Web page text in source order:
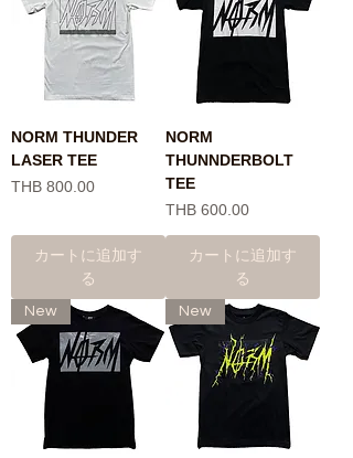
NORM THUNDER
LASER TEE
価格
THB 800.00
カートに追加す
る
NORM
THUNNDERBOLT
TEE
価格
THB 600.00
カートに追加す
る
New New